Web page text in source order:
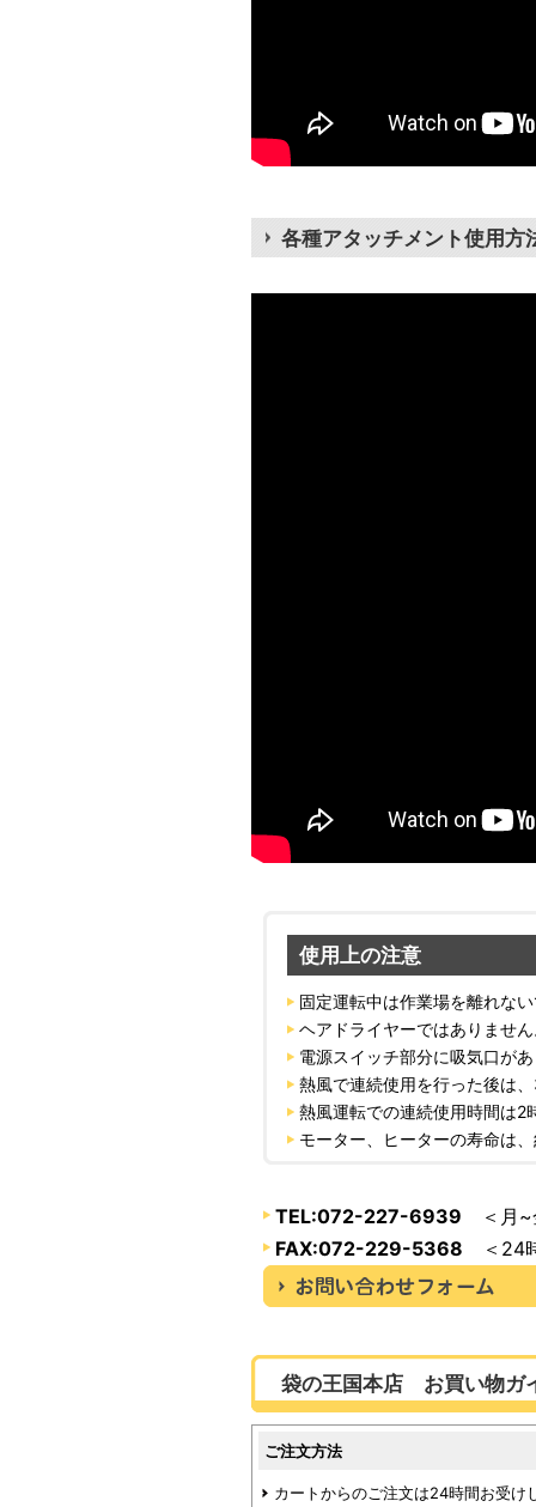
各種アタッチメント使用方
使用上の注意
固定運転中は作業場を離れな
ヘアドライヤーではありませ
電源スイッチ部分に吸気口が
熱風で連続使用を行った後は
熱風運転での連続使用時間は2
モーター、ヒーターの寿命は
TEL:072-227-6939 ＜月~
FAX:072-229-5368 ＜24
袋の王国本店 お買い物ガ
ご注文方法
カートからのご注文は24時間お受け